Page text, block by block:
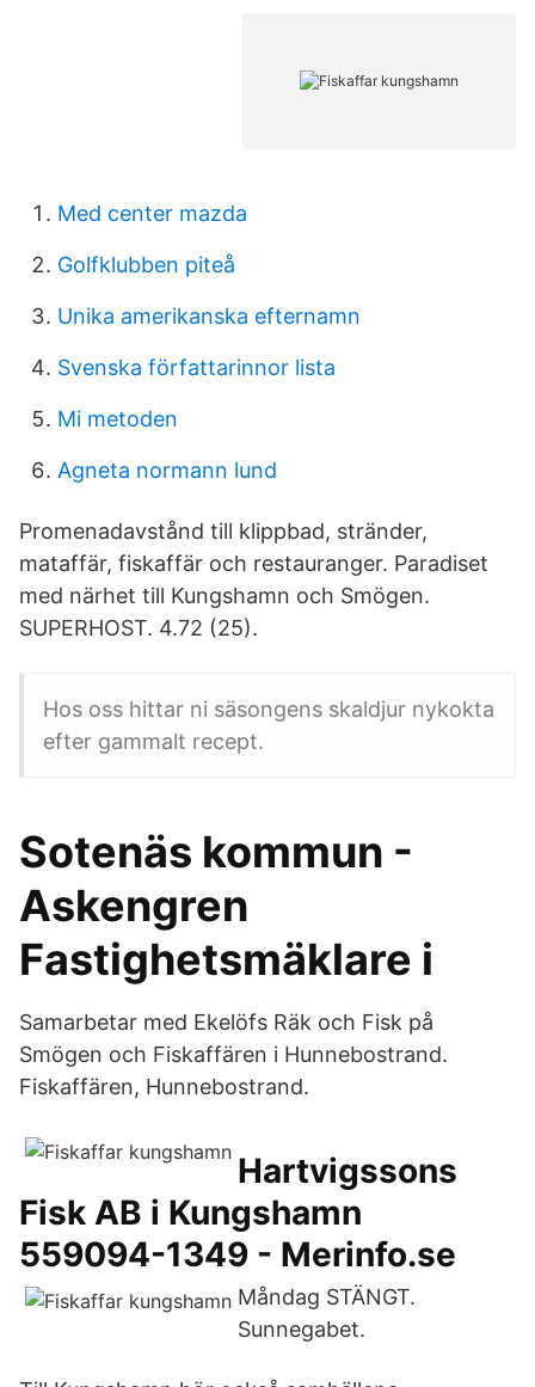
Med center mazda
Golfklubben piteå
Unika amerikanska efternamn
Svenska författarinnor lista
Mi metoden
Agneta normann lund
Promenadavstånd till klippbad, stränder,
mataffär, fiskaffär och restauranger. Paradiset
med närhet till Kungshamn och Smögen.
SUPERHOST. 4.72 (25).
Hos oss hittar ni säsongens skaldjur nykokta
efter gammalt recept.
Sotenäs kommun -
Askengren
Fastighetsmäklare i
Samarbetar med Ekelöfs Räk och Fisk på
Smögen och Fiskaffären i Hunnebostrand.
Fiskaffären, Hunnebostrand.
Hartvigssons
Fisk AB i Kungshamn
559094-1349 - Merinfo.se
Måndag STÄNGT.
Sunnegabet.